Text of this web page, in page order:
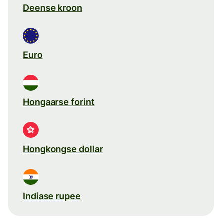
Deense kroon
Euro
Hongaarse forint
Hongkongse dollar
Indiase rupee